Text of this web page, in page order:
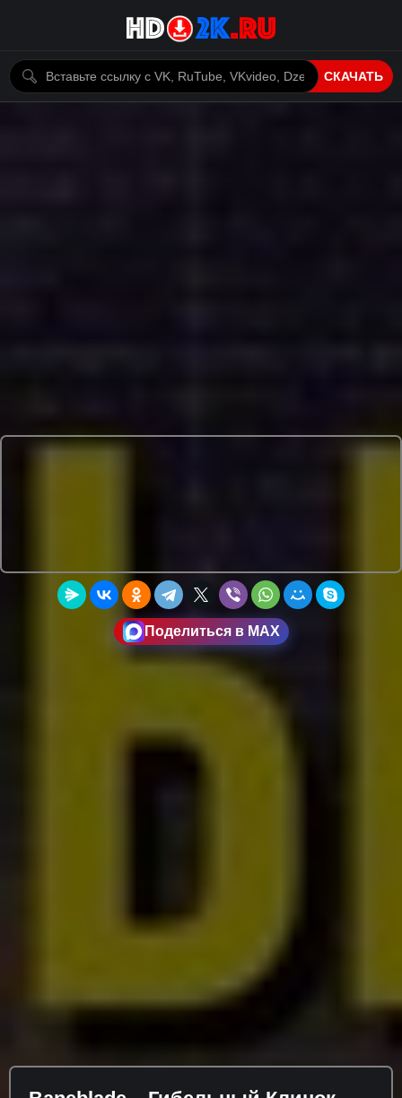
СКАЧАТЬ
Поделиться в MAX